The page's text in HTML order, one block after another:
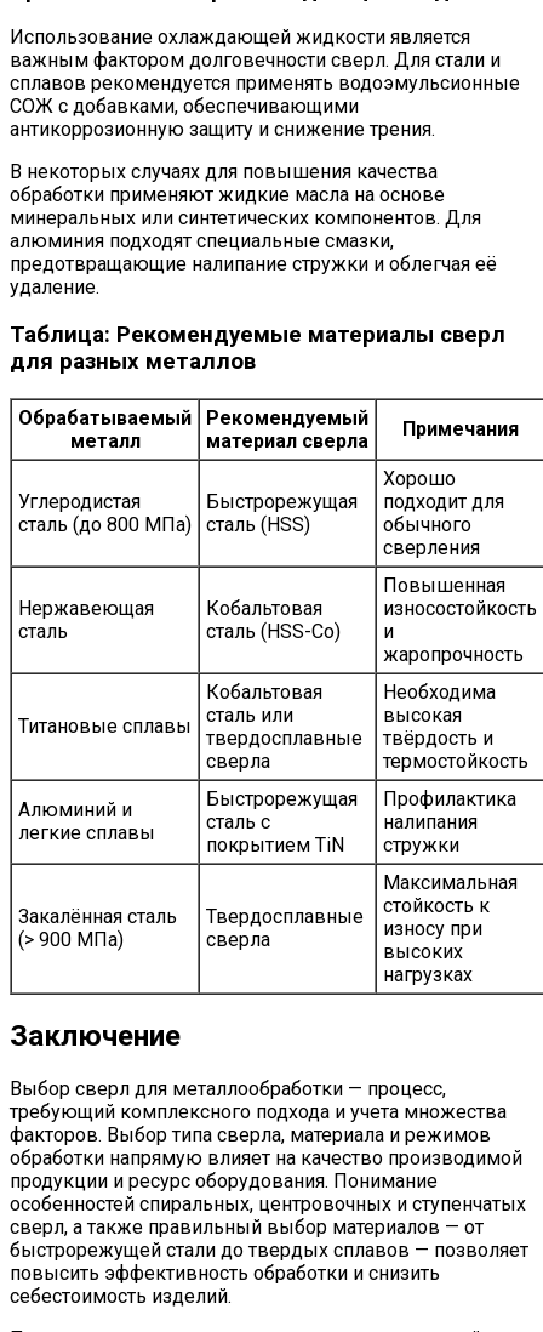
Использование охлаждающей жидкости является
важным фактором долговечности сверл. Для стали и
сплавов рекомендуется применять водоэмульсионные
СОЖ с добавками, обеспечивающими
антикоррозионную защиту и снижение трения.
В некоторых случаях для повышения качества
обработки применяют жидкие масла на основе
минеральных или синтетических компонентов. Для
алюминия подходят специальные смазки,
предотвращающие налипание стружки и облегчая её
удаление.
Таблица: Рекомендуемые материалы сверл
для разных металлов
Обрабатываемый
металл
Рекомендуемый
материал сверла
Примечания
Углеродистая
сталь (до 800 МПа)
Быстрорежущая
сталь (HSS)
Хорошо
подходит для
обычного
сверления
Нержавеющая
сталь
Кобальтовая
сталь (HSS-Co)
Повышенная
износостойкость
и
жаропрочность
Титановые сплавы
Кобальтовая
сталь или
твердосплавные
сверла
Необходима
высокая
твёрдость и
термостойкость
Алюминий и
легкие сплавы
Быстрорежущая
сталь с
покрытием TiN
Профилактика
налипания
стружки
Закалённая сталь
(> 900 МПа)
Твердосплавные
сверла
Максимальная
стойкость к
износу при
высоких
нагрузках
Заключение
Выбор сверл для металлообработки — процесс,
требующий комплексного подхода и учета множества
факторов. Выбор типа сверла, материала и режимов
обработки напрямую влияет на качество производимой
продукции и ресурс оборудования. Понимание
особенностей спиральных, центровочных и ступенчатых
сверл, а также правильный выбор материалов — от
быстрорежущей стали до твердых сплавов — позволяет
повысить эффективность обработки и снизить
себестоимость изделий.